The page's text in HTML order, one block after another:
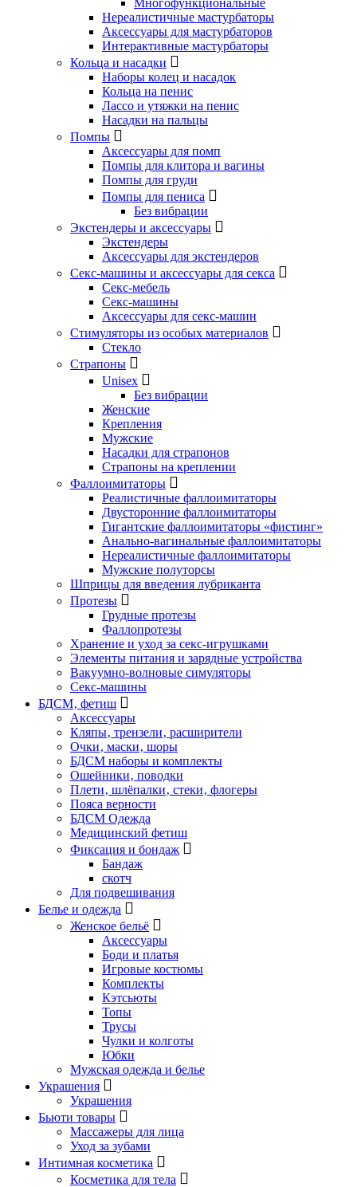
Многофункциональные
Нереалистичные мастурбаторы
Аксессуары для мастурбаторов
Интерактивные мастурбаторы
Кольца и насадки
Наборы колец и насадок
Кольца на пенис
Лассо и утяжки на пенис
Насадки на пальцы
Помпы
Аксессуары для помп
Помпы для клитора и вагины
Помпы для груди
Помпы для пениса
Без вибрации
Экстендеры и аксессуары
Экстендеры
Аксессуары для экстендеров
Секс-машины и аксессуары для секса
Секс-мебель
Секс-машины
Аксессуары для секс-машин
Стимуляторы из особых материалов
Стекло
Страпоны
Unisex
Без вибрации
Женские
Крепления
Мужские
Насадки для страпонов
Страпоны на креплении
Фаллоимитаторы
Реалистичные фаллоимитаторы
Двусторонние фаллоимитаторы
Гигантские фаллоимитаторы «фистинг»
Анально-вагинальные фаллоимитаторы
Нереалистичные фаллоимитаторы
Мужские полуторсы
Шприцы для введения лубриканта
Протезы
Грудные протезы
Фаллопротезы
Хранение и уход за секс-игрушками
Элементы питания и зарядные устройства
Вакуумно-волновые симуляторы
Секс-машины
БДСМ‚ фетиш
Аксессуары
Кляпы‚ трензели‚ расширители
Очки‚ маски‚ шоры
БДСМ наборы и комплекты
Ошейники‚ поводки
Плети‚ шлёпалки‚ стеки‚ флогеры
Пояса верности
БДСМ Одежда
Медицинский фетиш
Фиксация и бондаж
Бандаж
скотч
Для подвешивания
Белье и одежда
Женское бельё
Аксессуары
Боди и платья
Игровые костюмы
Комплекты
Кэтсьюты
Топы
Трусы
Чулки и колготы
Юбки
Мужская одежда и белье
Украшения
Украшения
Бьюти товары
Массажеры для лица
Уход за зубами
Интимная косметика
Косметика для тела